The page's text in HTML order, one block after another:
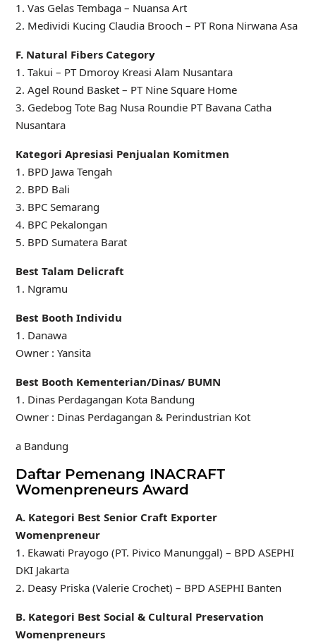
1. Vas Gelas Tembaga – Nuansa Art
2. Medividi Kucing Claudia Brooch – PT Rona Nirwana Asa
F. Natural Fibers Category
1. Takui – PT Dmoroy Kreasi Alam Nusantara
2. Agel Round Basket – PT Nine Square Home
3. Gedebog Tote Bag Nusa Roundie PT Bavana Catha
Nusantara
Kategori Apresiasi Penjualan Komitmen
1. BPD Jawa Tengah
2. BPD Bali
3. BPC Semarang
4. BPC Pekalongan
5. BPD Sumatera Barat
Best Talam Delicraft
1. Ngramu
Best Booth Individu
1. Danawa
Owner : Yansita
Best Booth Kementerian/Dinas/ BUMN
1. Dinas Perdagangan Kota Bandung
Owner : Dinas Perdagangan & Perindustrian Kot
a Bandung
Daftar Pemenang INACRAFT
Womenpreneurs Award
A. Kategori Best Senior Craft Exporter
Womenpreneur
1. Ekawati Prayogo (PT. Pivico Manunggal) – BPD ASEPHI
DKI Jakarta
2. Deasy Priska (Valerie Crochet) – BPD ASEPHI Banten
B. Kategori Best Social & Cultural Preservation
Womenpreneurs